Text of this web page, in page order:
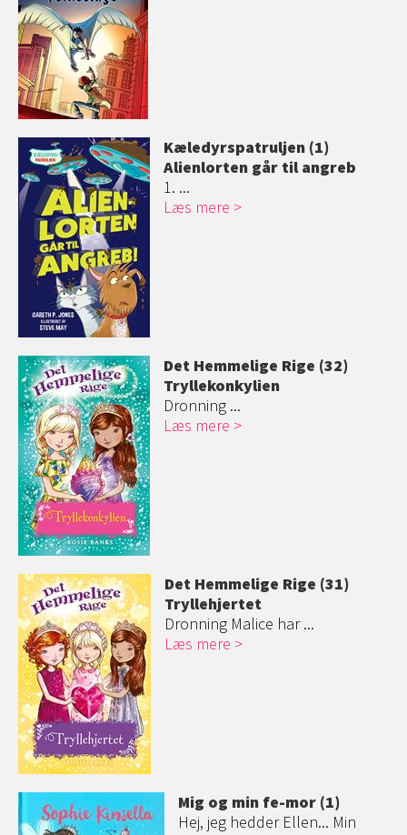
Kæledyrspatruljen (1)
Alienlorten går til angreb
1. ...
Læs mere
Det Hemmelige Rige (32)
Tryllekonkylien
Dronning ...
Læs mere
Det Hemmelige Rige (31)
Tryllehjertet
Dronning Malice har ...
Læs mere
Mig og min fe-mor (1)
Hej, jeg hedder Ellen... Min